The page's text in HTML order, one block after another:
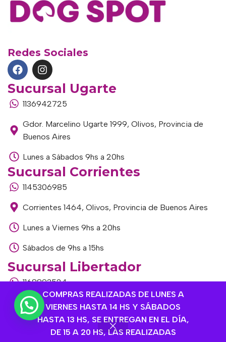
COMPRAS REALIZADAS DE LUNES A
VIERNES HASTA 14 HS Y SÁBADOS
HASTA 13 HS, SE ENTREGAN EN EL DÍA,
DE 15 A 20 HS, LAS REALIZADAS
Redes Sociales
Sucursal Ugarte
1136942725
Gdor. Marcelino Ugarte 1999, Olivos, Provincia de
Buenos Aires
Lunes a Sábados 9hs a 20hs
Sucursal Corrientes
1145306985
Corrientes 1464, Olivos, Provincia de Buenos Aires
Lunes a Viernes 9hs a 20hs
Sábados de 9hs a 15hs
Sucursal Libertador
1168893524
Av. del Libertador 1915, Vte. López, Provincia de
Buenos Aires
Lunes a Viernes de 9hs a 13hs / 16hs a 20hs